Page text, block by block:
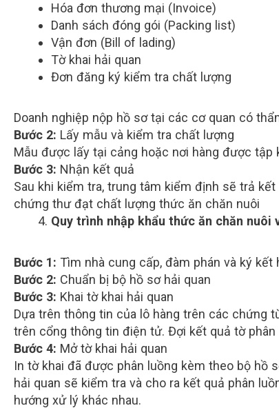
Hóa đơn thương mại (Invoice)
Danh sách đóng gói (Packing list)
Vận đơn (Bill of lading)
Tờ khai hải quan
Đơn đăng ký kiểm tra chất lượng
Doanh nghiệp nộp hồ sơ tại các cơ quan có
Bước 2: Lấy mẫu và kiểm tra chất lượng
Mẫu được lấy tại cảng hoặc nơi hàng được tập
Bước 3: Nhận kết quả
Sau khi kiểm tra, trung tâm kiểm định sẽ trả
chứng thư đạt chất lượng thức ăn chăn nuôi
Quy trình nhập khẩu thức ăn chăn nuôi
Bước 1: Tìm nhà cung cấp, đàm phán và ký kết
Bước 2: Chuẩn bị bộ hồ sơ hải quan
Bước 3: Khai tờ khai hải quan
Dựa trên thông tin của lô hàng trên các chứng
trên cổng thông tin điện tử. Đợi kết quả tờ phân
Bước 4: Mở tờ khai hải quan
In tờ khai đã được phân luồng kèm theo bộ hồ
hải quan sẽ kiểm tra và cho ra kết quả phân
hướng xử lý khác nhau.